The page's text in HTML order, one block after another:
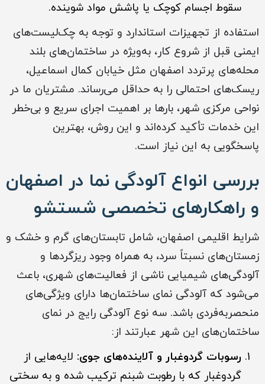
سقوط اجسام کوچک یا پاشش مواد شوینده.
استفاده از تجهیزات استاندارد و توجه به چک‌لیست‌های
ایمنی قبل از شروع کار، به‌ویژه در ساختمان‌های بلند
محله‌های پرتردد اصفهان مثل خیابان کمال اسماعیل،
ریسک‌های احتمالی را به حداقل می‌رساند. مشتریان ما در
نواحی مرکزی شهر، بارها بر اهمیت اجرای سریع و بی‌خطر
این خدمات تأکید کرده‌اند و این روش، بهترین
پاسخگویی به این نیاز است.
بررسی انواع آلودگی نما در اصفهان
و راهکارهای تخصصی شستشو
شرایط اقلیمی اصفهان، شامل تابستان‌های گرم و خشک و
زمستان‌های نسبتاً سرد، به همراه وجود ریزگردها و
آلودگی‌های شیمیایی ناشی از فعالیت‌های شهری، باعث
می‌شود که آلودگی نمای ساختمان‌ها دارای ویژگی‌های
منحصربه‌فردی باشد. سه نوع آلودگی رایج در نمای
ساختمان‌های این شهر عبارتند از:
رسوبات گردوغبار و آلاینده‌های جوی: لایه‌هایی از
گردوغبار که با رطوبت شبنم ترکیب شده و به سختی